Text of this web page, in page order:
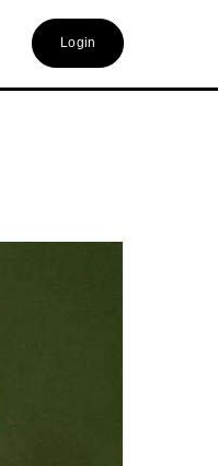
Login